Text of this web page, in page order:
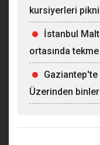
kursiyerleri
İstanbul
ortasında
Üzerinden